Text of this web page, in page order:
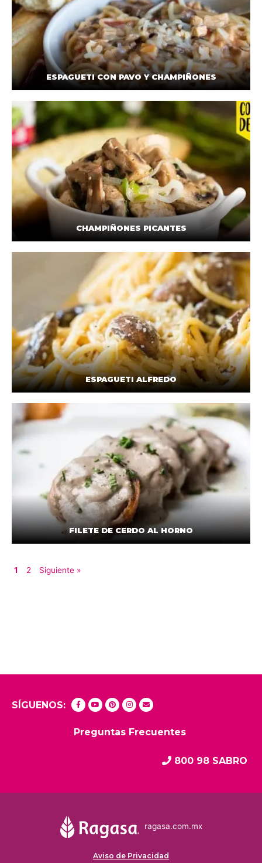
ESPAGUETI CON PAVO Y CHAMPIÑONES
CHAMPIÑONES PICANTES
ESPAGUETI ALFREDO
FILETE DE CERDO AL HORNO
1 2 Siguiente »
SÍGUENOS:
Preguntas Frecuentes
800 98 SABRO
ragasa.com.mx
Aviso de Privacidad